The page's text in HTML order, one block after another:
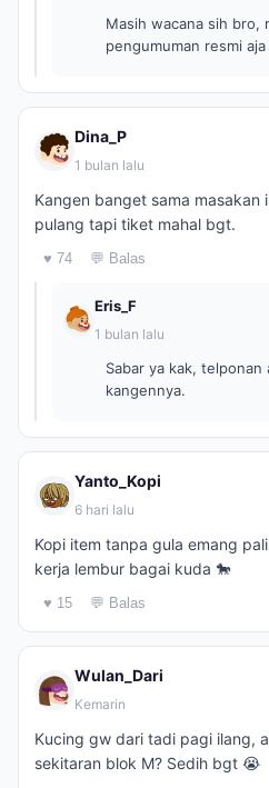
Masih wacana sih bro,
pengumuman resmi
Dina_P
1 bulan lalu
Kangen banget sama
pulang tapi tiket mahal bgt.
♥ 74 💬 Balas
Eris_F
1 bulan lalu
Sabar ya kak,
kangennya.
Yanto_Kopi
6 hari lalu
Kopi item tanpa gula emang
kerja lembur bagai kuda 🐎
♥ 15 💬 Balas
Wulan_Dari
Kemarin
Kucing gw dari tadi pagi ilang,
sekitaran blok M? Sedih bgt 😭